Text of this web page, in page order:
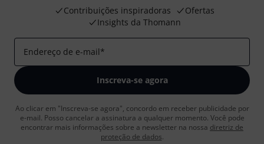
Contribuições inspiradoras
Ofertas
Insights da Thomann
Endereço de e-mail*
Inscreva-se agora
Ao clicar em "Inscreva-se agora", concordo em receber publicidade por
e-mail. Posso cancelar a assinatura a qualquer momento. Você pode
encontrar mais informações sobre a newsletter na nossa diretriz de
proteção de dados.